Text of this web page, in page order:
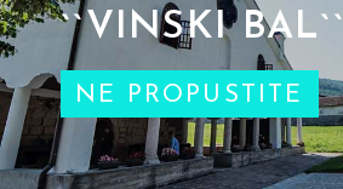
``VINSKI BAL``
NE PROPUSTITE